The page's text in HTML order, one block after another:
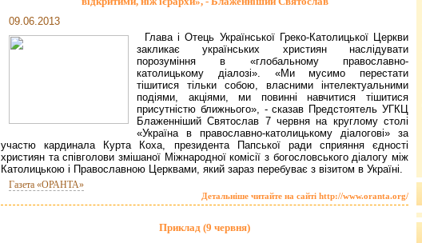
09.06.2013
Глава і Отець Української Греко-Католицької Церкви
закликає українських християн наслідувати
порозуміння в «глобальному православно-
католицькому діалозі». «Ми мусимо перестати
тішитися тільки собою, власними інтелектуальними
подіями, акціями, ми повинні навчитися тішитися
присутністю ближнього», - сказав Предстоятель УГКЦ
Блаженніший Святослав 7 червня на круглому столі
«Україна в православно-католицькому діалогові» за
участю кардинала Курта Коха, президента Папської ради сприяння єдності
християн та співголови змішаної Міжнародної комісії з богословського діалогу між
Католицькою і Православною Церквами, який зараз перебуває з візитом в Україні.
Газета «ОРАНТА»
Детальніше читайте на сайті http://www.oranta.org/
Приклад (9 червня)